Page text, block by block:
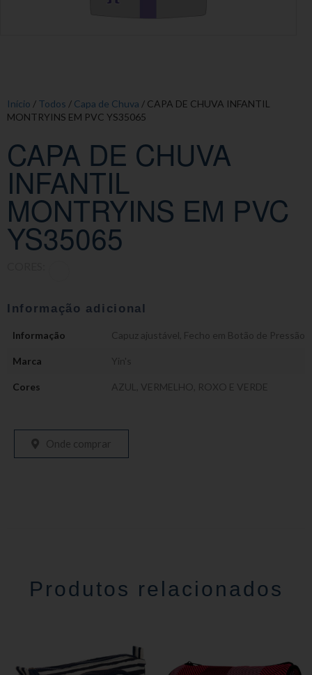
Início / Todos / Capa de Chuva / CAPA DE CHUVA INFANTIL
MONTRYINS EM PVC YS35065
CAPA DE CHUVA
INFANTIL
MONTRYINS EM PVC
YS35065
Informação adicional
Informação Capuz ajustável Fecho em Botão de Pressão
Marca Yin's
Cores AZUL, VERMELHO, ROXO E VERDE
Onde comprar
Produtos relacionados